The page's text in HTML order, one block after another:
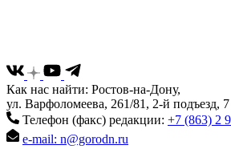
Как нас найти: Ростов-на-Дону,
ул. Варфоломеева, 261/81, 2-й подъезд,
Телефон (факс) редакции: +7 (863) 2
e-mail: n@gorodn.ru